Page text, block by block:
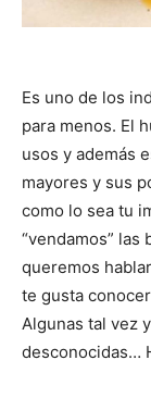
Es uno de los
para menos. El
usos y además
mayores y sus
como lo sea tu
“vendamos”
queremos
te gusta
Algunas tal vez
desconocidas…